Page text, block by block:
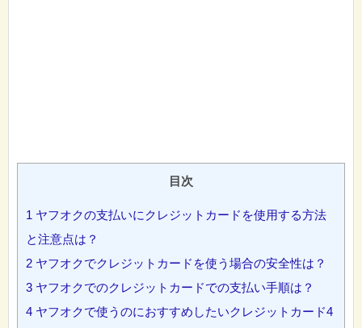
目次
1 ヤフオクの支払いにクレジットカードを使用する方法
と注意点は？
2 ヤフオクでクレジットカードを使う場合の安全性は？
3 ヤフオクでのクレジットカードでの支払い手順は？
4 ヤフオクで使うのにおすすめしたいクレジットカード4